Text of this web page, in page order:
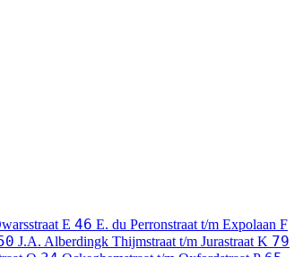
E 46 E. du Perronstraat t/m Expolaan F
J.A. Alberdingk Thijmstraat t/m Jurastraat K 79